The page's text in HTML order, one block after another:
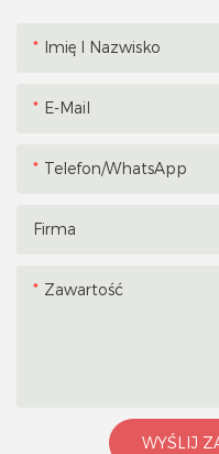
Imię I Nazwisko
E-Mail
Telefon/WhatsApp
Firma
Zawartość
WYŚLIJ